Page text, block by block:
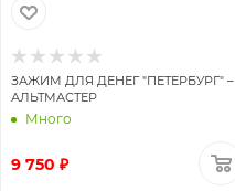
ЗАЖИМ ДЛЯ ДЕНЕГ "ПЕТЕРБУРГ" –
АЛЬТМАСТЕР
Много
9 750 ₽